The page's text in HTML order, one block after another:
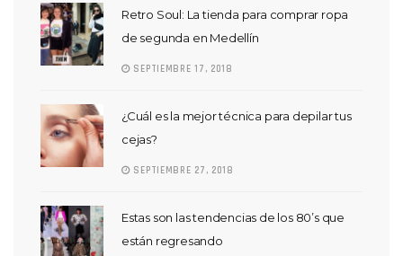
Retro Soul: La tienda para comprar ropa
de segunda en Medellín
SEPTIEMBRE 17, 2018
¿Cuál es la mejor técnica para depilar tus
cejas?
SEPTIEMBRE 27, 2018
Estas son las tendencias de los 80’s que
están regresando